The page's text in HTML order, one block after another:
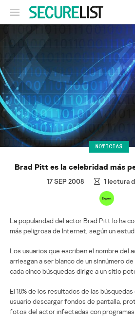
NOTICIAS
Brad Pitt es la celebridad más
17 SEP 2008 1 lectura
La popularidad del actor Brad Pitt lo ha
más peligrosa de Internet, según un
Los usuarios que escriben el nombre del
arriesgan a ser blanco de un sinnúmero
cada cinco búsquedas dirige a un sitio
El 18% de los resultados de las
usuario descargar fondos de pantalla,
fotos del actor infectadas con programas